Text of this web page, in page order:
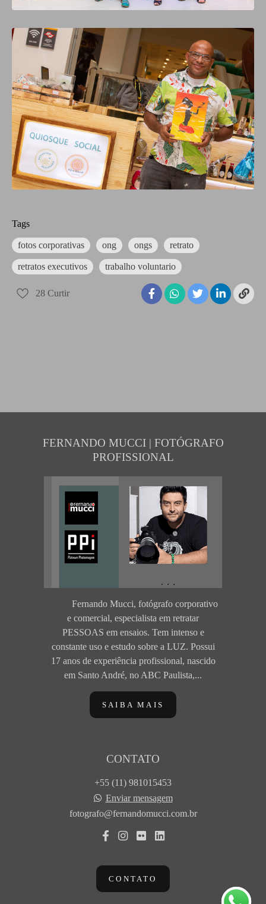
Tags
fotos corporativas ong ongs retrato
retratos executivos trabalho voluntario
28 Curtir
FERNANDO MUCCI | FOTÓGRAFO
PROFISSIONAL
Fernando Mucci, fotógrafo corporativo
e comercial, especialista em retratar
PESSOAS em ensaios. Tem intenso e
constante uso e estudo sobre a LUZ. Possui
17 anos de experiência profissional, nascido
em Santo André, no ABC Paulista,...
SAIBA MAIS
CONTATO
+55 (11) 981015453
Enviar mensagem
fotografo@fernandomucci.com.br
CONTATO